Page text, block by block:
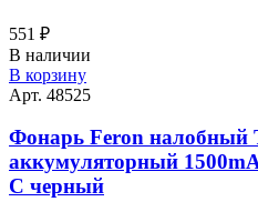
551 ₽
В наличии
В корзину
Арт. 48525
Фонарь Feron налобный
аккумуляторный
C черный